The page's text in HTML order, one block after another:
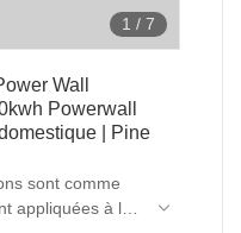
1 / 7
Wall
Powerwall
| Pine
sont comme
appliquées à la